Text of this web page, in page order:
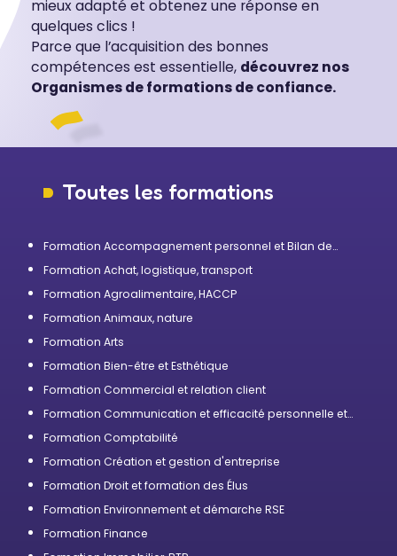
mieux adapté et obtenez une réponse en
quelques clics !
Parce que l’acquisition des bonnes
compétences est essentielle, découvrez nos
Organismes de formations de confiance.
Toutes les formations
Formation Accompagnement personnel et Bilan de
Formation Achat, logistique, transport
Formation Agroalimentaire, HACCP
Formation Animaux, nature
Formation Arts
Formation Bien-être et Esthétique
Formation Commercial et relation client
Formation Communication et efficacité personnelle et
Formation Comptabilité
Formation Création et gestion d'entreprise
Formation Droit et formation des Élus
Formation Environnement et démarche RSE
Formation Finance